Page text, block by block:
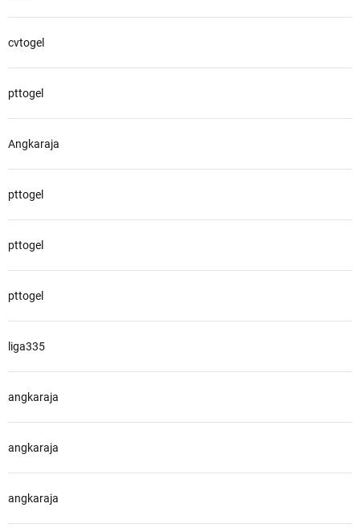
cvtogel
pttogel
Angkaraja
pttogel
pttogel
pttogel
liga335
angkaraja
angkaraja
angkaraja